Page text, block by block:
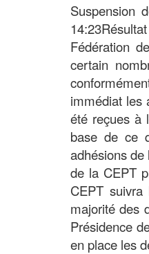
Suspension
Fédération
certain
immédiat les
été reçues à
base de ce
adhésions
de la CEPT
CEPT
majorité des
Présidence
en place les